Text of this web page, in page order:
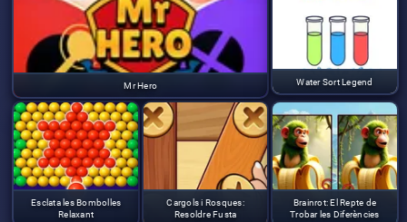
Mr Hero Water Sort Legend
Esclata les Bombolles
Relaxant
Cargols i Rosques:
Resoldre Fusta
Brainrot: El Repte de
Trobar les Diferències